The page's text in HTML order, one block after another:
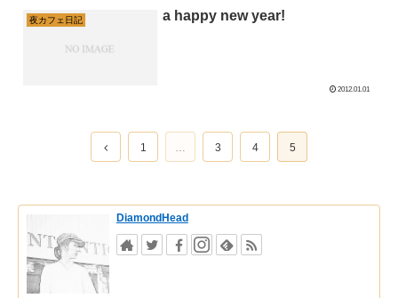
夜カフェ日記 a happy new year!
2012.01.01
1 … 3 4 5
DiamondHead